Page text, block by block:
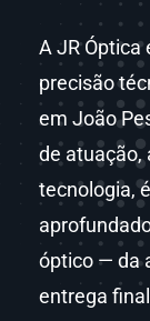
A JR Óptica
precisão
em João
de atuação,
tecnologia,
óptico — da
entrega